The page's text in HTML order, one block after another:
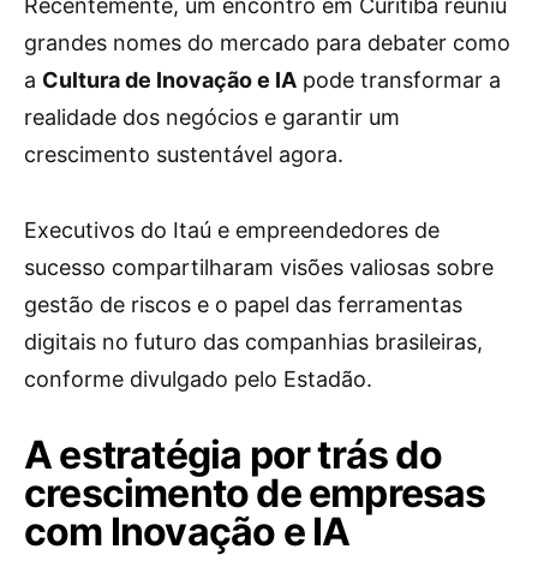
Recentemente, um encontro em Curitiba reuniu
grandes nomes do mercado para debater como
a Cultura de Inovação e IA pode transformar a
realidade dos negócios e garantir um
crescimento sustentável agora.
Executivos do Itaú e empreendedores de
sucesso compartilharam visões valiosas sobre
gestão de riscos e o papel das ferramentas
digitais no futuro das companhias brasileiras,
conforme divulgado pelo Estadão.
A estratégia por trás do
crescimento de empresas
com Inovação e IA